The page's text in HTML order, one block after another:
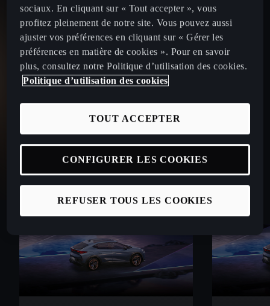
sociaux. En cliquant sur « Tout accepter », vous
profitez pleinement de notre site. Vous pouvez aussi
ajuster vos préférences en cliquant sur « Gérer les
préférences en matière de cookies ». Pour en savoir
plus, consultez notre Politique d’utilisation des cookies.
Politique d’utilisation des cookies
REFUSER TOUS LES COOKIES
TOUT ACCEPTER
CONFIGURER LES COOKIES